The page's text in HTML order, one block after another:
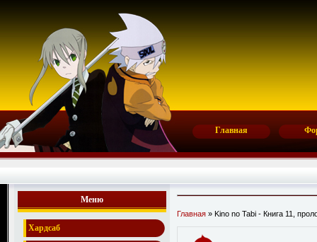
Главная
Меню
Хардсаб
Главная » Kino no Tabi - Книга 11,